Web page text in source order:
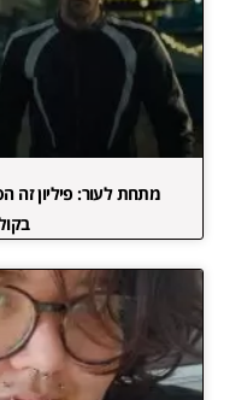
מתחת לעור: פיליון זה